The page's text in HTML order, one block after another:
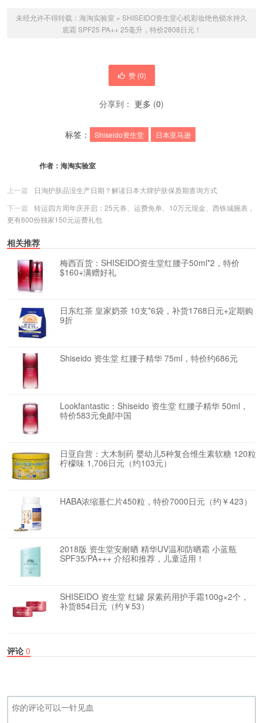
未经允许不得转载： 海淘实验室 » SHISEIDO资生堂心机彩妆绝色锁水持久
底霜 SPF25 PA++ 25毫升，特价2808日元！
赞 (0)
分享到： 更多 (0)
标签： Shiseido资生堂 日本亚马逊
作者： 海淘实验室
上一篇
日淘护肤品没生产日期？解读日本大牌护肤保质期查询方式
下一篇
转运四方周年庆开启：25元券、运费免单、10万元现金、西铁城腕表，
更有600份独家150元运费礼包
相关推荐
梅西百货：SHISEIDO资生堂红腰子50ml*2，特价
$160+满赠好礼
日东红茶 皇家奶茶 10支*6袋，补货1768日元+定期购
9折
Shiseido 资生堂 红腰子精华 75ml，特价约686元
Lookfantastic：Shiseido 资生堂 红腰子精华 50ml，
特价583元免邮中国
日亚自营：大木制药 婴幼儿5种复合维生素软糖 120粒
柠檬味 1,706日元（约103元）
HABA浓缩薏仁片450粒，特价7000日元（约￥423）
2018版 资生堂安耐晒 精华UV温和防晒霜 小蓝瓶
SPF35/PA+++ 介绍和推荐，儿童适用！
SHISEIDO 资生堂 红罐 尿素药用护手霜100g×2个，
补货854日元（约￥53）
评论 0